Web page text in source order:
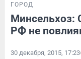
ГОРОД
Минсельхоз:
РФ не
30 декабря, 2015, 17:23